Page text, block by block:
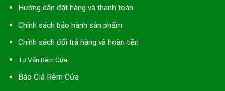
Hướng dẫn đặt hàng và thanh toán
Chính sách bảo hành sản phẩm
Chính sách đổi trả hàng và hoàn tiền
Tư Vấn Rèm Cửa
Báo Giá Rèm Cửa